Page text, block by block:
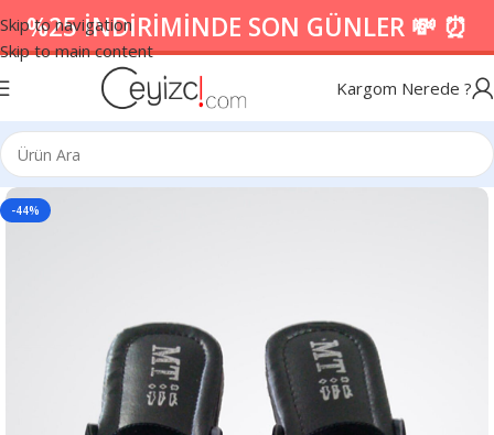
Skip to navigation
Skip to main content
%25 İNDİRİMİNDE SON GÜNLER 💸 ⏰
Kargom Nerede ?
-44%